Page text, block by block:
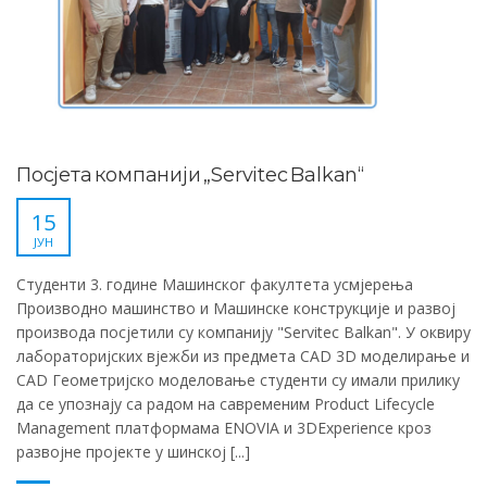
Посјета компанији „Servitec Balkan“
15
ЈУН
Студенти 3. године Машинског факултета усмјерења
Производно машинство и Машинске конструкције и развој
производа посјетили су компанију "Servitec Balkan". У оквиру
лабораторијских вјежби из предмета CAD 3D моделирање и
CAD Геометријско моделовање студенти су имали прилику
да се упознају са радом на савременим Product Lifecycle
Management платформама ENOVIA и 3DExperience кроз
развојне пројекте у шинској [...]